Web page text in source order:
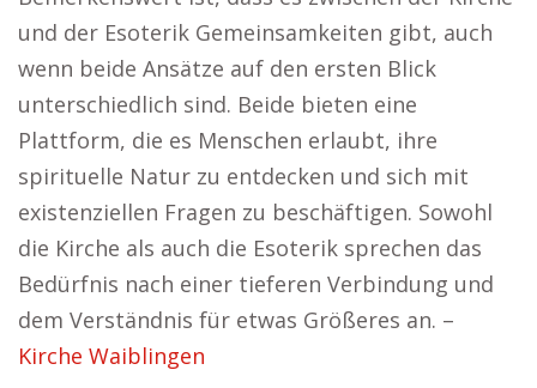
und der Esoterik Gemeinsamkeiten gibt, auch
wenn beide Ansätze auf den ersten Blick
unterschiedlich sind. Beide bieten eine
Plattform, die es Menschen erlaubt, ihre
spirituelle Natur zu entdecken und sich mit
existenziellen Fragen zu beschäftigen. Sowohl
die Kirche als auch die Esoterik sprechen das
Bedürfnis nach einer tieferen Verbindung und
dem Verständnis für etwas Größeres an. –
Kirche Waiblingen